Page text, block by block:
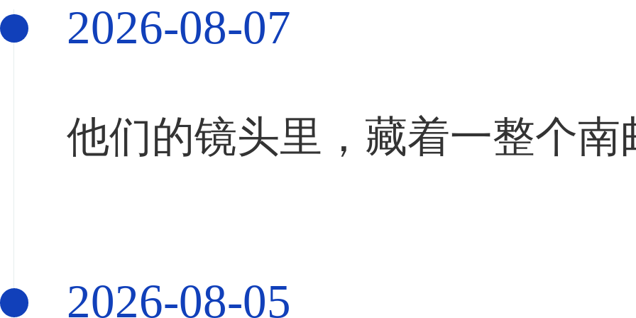
他们的镜头里，藏着一整个南
2026-08-07
2026-08-05